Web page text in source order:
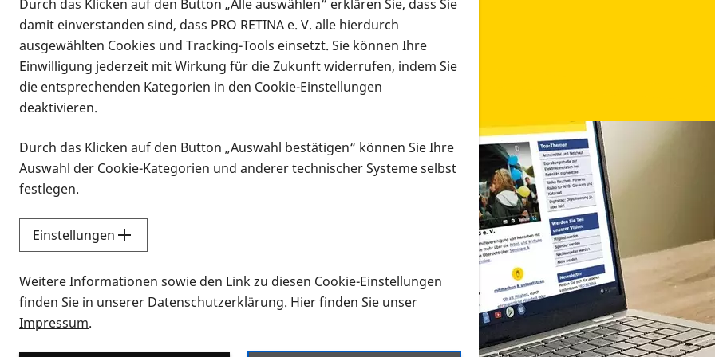
Infomaterial
Infomaterial
Vorlesen
Alle Infomaterialien in verschiedenen Formaten an
Sie möchten wissen, wie Sie nach Infonmaterial suchen und dieses bestellen bzw. herunterladen
Durch das Klicken auf den Button „Alle auswählen“ erklären Sie, dass Sie
damit einverstanden sind, dass PRO RETINA e. V. alle hierdurch
ausgewählten Cookies und Tracking-Tools einsetzt. Sie können Ihre
Einwilligung jederzeit mit Wirkung für die Zukunft widerrufen, indem Sie
die entsprechenden Kategorien in den Cookie-Einstellungen
deaktivieren.
Durch das Klicken auf den Button „Auswahl bestätigen“ können Sie Ihre
Auswahl der Cookie-Kategorien und anderer technischer Systeme selbst
festlegen.
Einstellungen
Weitere Informationen sowie den Link zu diesen Cookie-Einstellungen
finden Sie in unserer Datenschutzerklärung. Hier finden Sie unser
Impressum.